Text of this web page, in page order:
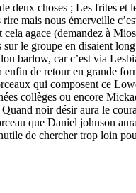
deux choses ; Les frites et
mais nous émerveille
agace (demandez à
sur le groupe en disaient
barlow, car c’est via
enfin de retour en grande
qui composent ce
collèges ou encore
noir désir aura le
que Daniel johnson
de chercher trop loin